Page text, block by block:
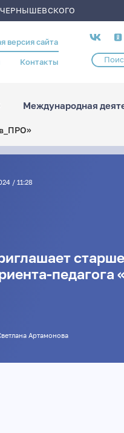
версия сайта
Контакты
Социальные
сети
Международная
/ 11:28
педагога
Светлана Артамонова